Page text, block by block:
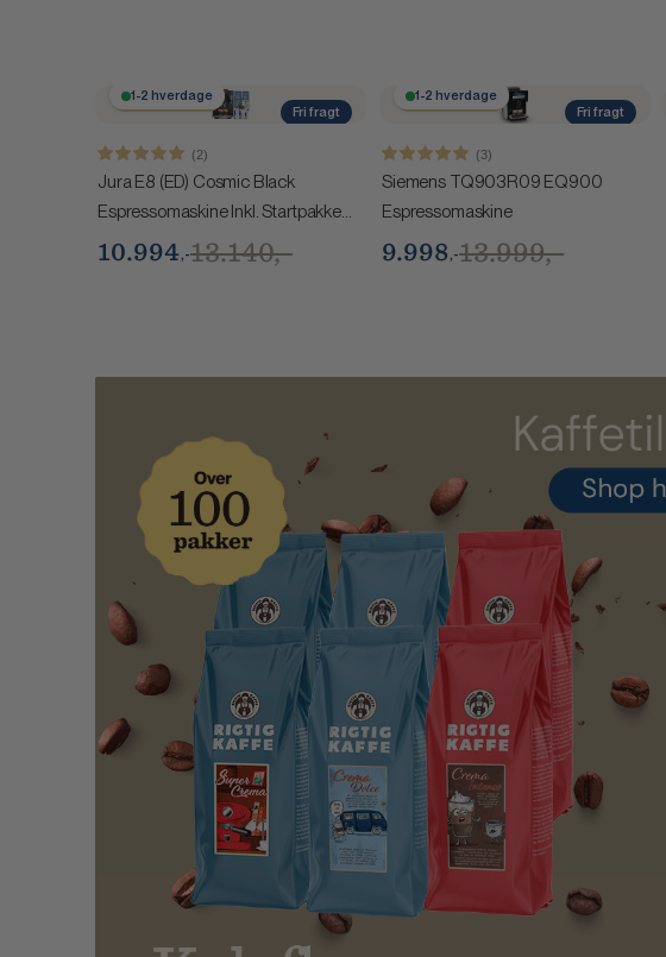
Fri fragt
1-2 hverdage
Spar 2.146,-
10.994 ,-13.140,-
(2)
Jura E8 (ED) Cosmic Black
Espressomaskine Inkl. Startpakke
(DK sprog), Pleje, Filtre,
Mælkebeholder & 3kg Super Crema
Fri fragt
1-2 hverdage
Spar 4.001,-
9.998 ,-13.999,-
(3)
Siemens TQ903R09 EQ900
Espressomaskine